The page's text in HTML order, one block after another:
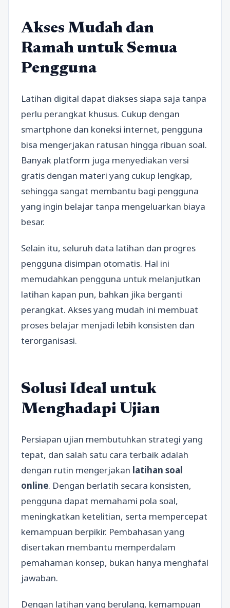
Akses Mudah dan
Ramah untuk Semua
Pengguna
Latihan digital dapat diakses siapa saja tanpa
perlu perangkat khusus. Cukup dengan
smartphone dan koneksi internet, pengguna
bisa mengerjakan ratusan hingga ribuan soal.
Banyak platform juga menyediakan versi
gratis dengan materi yang cukup lengkap,
sehingga sangat membantu bagi pengguna
yang ingin belajar tanpa mengeluarkan biaya
besar.
Selain itu, seluruh data latihan dan progres
pengguna disimpan otomatis. Hal ini
memudahkan pengguna untuk melanjutkan
latihan kapan pun, bahkan jika berganti
perangkat. Akses yang mudah ini membuat
proses belajar menjadi lebih konsisten dan
terorganisasi.
Solusi Ideal untuk
Menghadapi Ujian
Persiapan ujian membutuhkan strategi yang
tepat, dan salah satu cara terbaik adalah
dengan rutin mengerjakan latihan soal
online. Dengan berlatih secara konsisten,
pengguna dapat memahami pola soal,
meningkatkan ketelitian, serta mempercepat
kemampuan berpikir. Pembahasan yang
disertakan membantu memperdalam
pemahaman konsep, bukan hanya menghafal
jawaban.
Dengan latihan yang berulang, kemampuan